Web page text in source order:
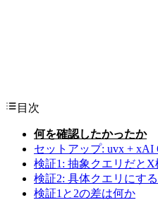
目次
何を確認したかったか
セットアップ: uvx + xAI
検証1: 抽象クエリだと
検証2: 具体クエリにする
検証1と2の差は何か